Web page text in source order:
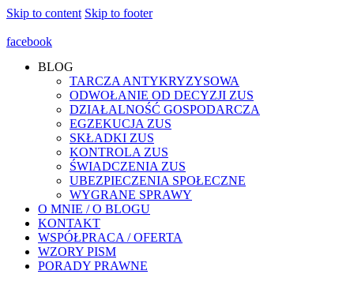
Skip to content Skip to footer
facebook
BLOG
TARCZA ANTYKRYZYSOWA
ODWOŁANIE OD DECYZJI ZUS
DZIAŁALNOŚĆ GOSPODARCZA
EGZEKUCJA ZUS
SKŁADKI ZUS
KONTROLA ZUS
ŚWIADCZENIA ZUS
UBEZPIECZENIA SPOŁECZNE
WYGRANE SPRAWY
O MNIE / O BLOGU
KONTAKT
WSPÓŁPRACA / OFERTA
WZORY PISM
PORADY PRAWNE